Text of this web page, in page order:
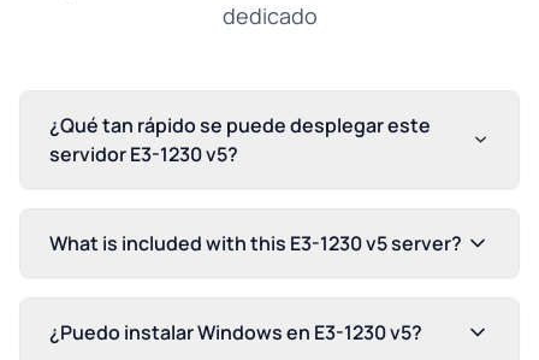
dedicado
¿Qué tan rápido se puede desplegar este
servidor E3-1230 v5?
What is included with this E3-1230 v5 server?
¿Puedo instalar Windows en E3-1230 v5?